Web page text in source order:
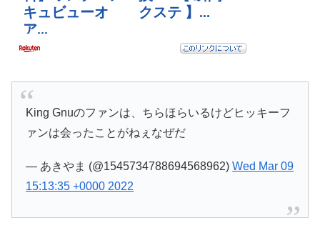
King Gnuのファンは、ちらほらいるけどヒッキーフ
ァンは会ったことがねぇなぜだ
— あきやま (@1545734788694568962)Wed Mar 09
15:13:35 +0000 2022